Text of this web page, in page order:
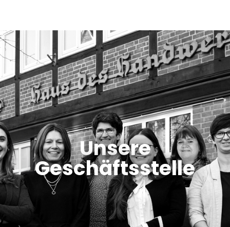
Unsere
Geschäftsstelle